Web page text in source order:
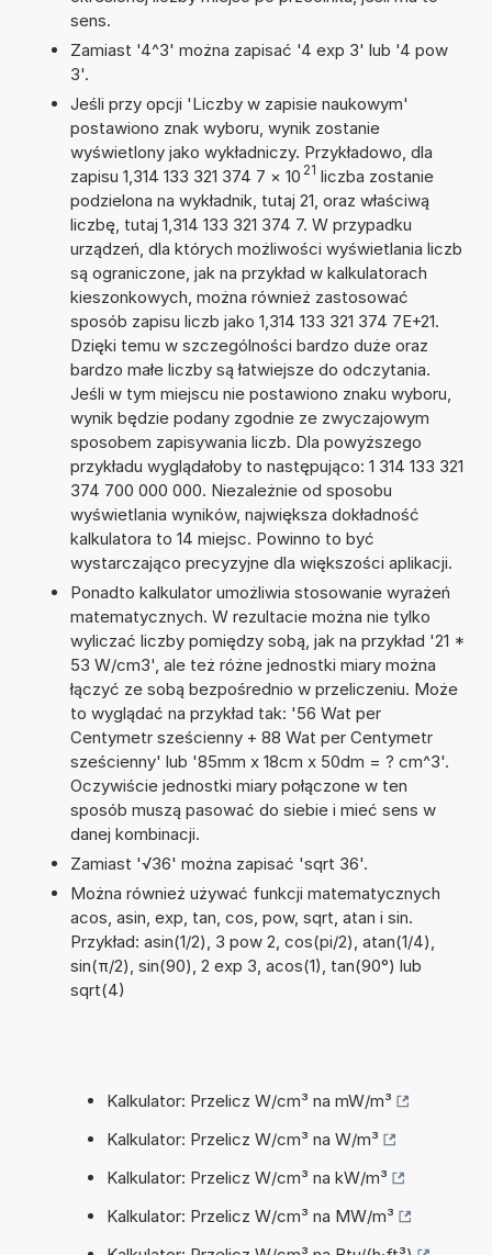
sens.
Zamiast '4^3' można zapisać '4 exp 3' lub '4 pow
3'.
Jeśli przy opcji 'Liczby w zapisie naukowym'
postawiono znak wyboru, wynik zostanie
wyświetlony jako wykładniczy. Przykładowo, dla
zapisu 1,314 133 321 374 7 × 10 21 liczba zostanie
podzielona na wykładnik, tutaj 21, oraz właściwą
liczbę, tutaj 1,314 133 321 374 7. W przypadku
urządzeń, dla których możliwości wyświetlania liczb
są ograniczone, jak na przykład w kalkulatorach
kieszonkowych, można również zastosować
sposób zapisu liczb jako 1,314 133 321 374 7E+21.
Dzięki temu w szczególności bardzo duże oraz
bardzo małe liczby są łatwiejsze do odczytania.
Jeśli w tym miejscu nie postawiono znaku wyboru,
wynik będzie podany zgodnie ze zwyczajowym
sposobem zapisywania liczb. Dla powyższego
przykładu wyglądałoby to następująco: 1 314 133 321
374 700 000 000. Niezależnie od sposobu
wyświetlania wyników, największa dokładność
kalkulatora to 14 miejsc. Powinno to być
wystarczająco precyzyjne dla większości aplikacji.
Ponadto kalkulator umożliwia stosowanie wyrażeń
matematycznych. W rezultacie można nie tylko
wyliczać liczby pomiędzy sobą, jak na przykład '21 *
53 W/cm3', ale też różne jednostki miary można
łączyć ze sobą bezpośrednio w przeliczeniu. Może
to wyglądać na przykład tak: '56 Wat per
Centymetr sześcienny + 88 Wat per Centymetr
sześcienny' lub '85mm x 18cm x 50dm = ? cm^3'.
Oczywiście jednostki miary połączone w ten
sposób muszą pasować do siebie i mieć sens w
danej kombinacji.
Zamiast '√36' można zapisać 'sqrt 36'.
Można również używać funkcji matematycznych
acos, asin, exp, tan, cos, pow, sqrt, atan i sin.
Przykład: asin(1/2), 3 pow 2, cos(pi/2), atan(1/4),
sin(π/2), sin(90), 2 exp 3, acos(1), tan(90°) lub
sqrt(4)
Kalkulator: Przelicz W/cm³ na mW/m³
Kalkulator: Przelicz W/cm³ na W/m³
Kalkulator: Przelicz W/cm³ na kW/m³
Kalkulator: Przelicz W/cm³ na MW/m³